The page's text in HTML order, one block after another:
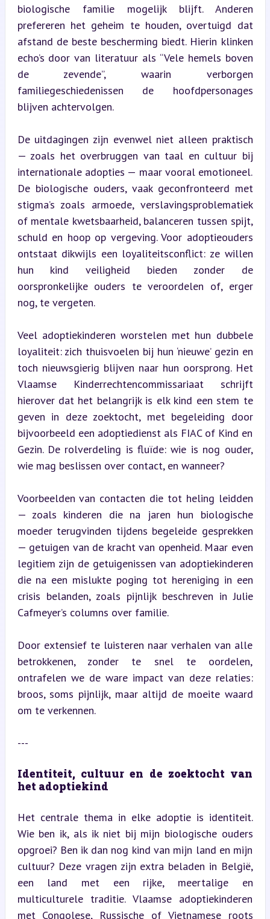
biologische familie mogelijk blijft. Anderen
prefereren het geheim te houden, overtuigd dat
afstand de beste bescherming biedt. Hierin klinken
echo’s door van literatuur als “Vele hemels boven
de zevende”, waarin verborgen
familiegeschiedenissen de hoofdpersonages
blijven achtervolgen.
De uitdagingen zijn evenwel niet alleen praktisch
— zoals het overbruggen van taal en cultuur bij
internationale adopties — maar vooral emotioneel.
De biologische ouders, vaak geconfronteerd met
stigma’s zoals armoede, verslavingsproblematiek
of mentale kwetsbaarheid, balanceren tussen spijt,
schuld en hoop op vergeving. Voor adoptieouders
ontstaat dikwijls een loyaliteitsconflict: ze willen
hun kind veiligheid bieden zonder de
oorspronkelijke ouders te veroordelen of, erger
nog, te vergeten.
Veel adoptiekinderen worstelen met hun dubbele
loyaliteit: zich thuisvoelen bij hun ‘nieuwe’ gezin en
toch nieuwsgierig blijven naar hun oorsprong. Het
Vlaamse Kinderrechtencommissariaat schrijft
hierover dat het belangrijk is elk kind een stem te
geven in deze zoektocht, met begeleiding door
bijvoorbeeld een adoptiedienst als FIAC of Kind en
Gezin. De rolverdeling is fluïde: wie is nog ouder,
wie mag beslissen over contact, en wanneer?
Voorbeelden van contacten die tot heling leidden
— zoals kinderen die na jaren hun biologische
moeder terugvinden tijdens begeleide gesprekken
— getuigen van de kracht van openheid. Maar even
legitiem zijn de getuigenissen van adoptiekinderen
die na een mislukte poging tot hereniging in een
crisis belanden, zoals pijnlijk beschreven in Julie
Cafmeyer’s columns over familie.
Door extensief te luisteren naar verhalen van alle
betrokkenen, zonder te snel te oordelen,
ontrafelen we de ware impact van deze relaties:
broos, soms pijnlijk, maar altijd de moeite waard
om te verkennen.
---
Identiteit, cultuur en de zoektocht van
het adoptiekind
Het centrale thema in elke adoptie is identiteit.
Wie ben ik, als ik niet bij mijn biologische ouders
opgroei? Ben ik dan nog kind van mijn land en mijn
cultuur? Deze vragen zijn extra beladen in België,
een land met een rijke, meertalige en
multiculturele traditie. Vlaamse adoptiekinderen
met Congolese, Russische of Vietnamese roots